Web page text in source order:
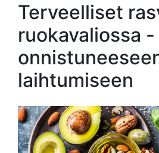
Terveelliset
ruokavaliossa -
laihtumiseen